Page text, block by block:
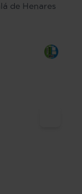
de Henares